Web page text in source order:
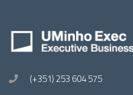
(+351) 253 604 575